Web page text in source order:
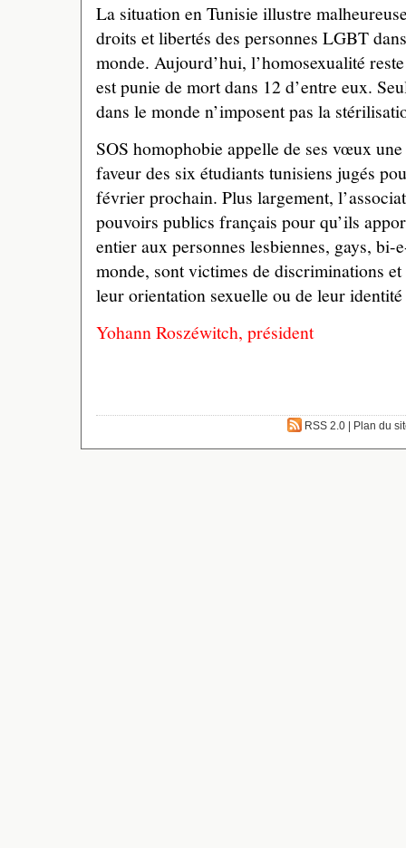
La situation en Tunisie illustre
droits et libertés des personnes LGBT
monde. Aujourd’hui, l’homosexualité
est punie de mort dans 12 d’entre eux.
dans le monde n’imposent pas la
SOS homophobie appelle de ses vœux
faveur des six étudiants tunisiens jugés
février prochain. Plus largement,
pouvoirs publics français pour qu’ils
entier aux personnes lesbiennes, gays, bi-
monde, sont victimes de discriminations
leur orientation sexuelle ou de leur
Yohann Roszéwitch, président
RSS 2.0 Plan du